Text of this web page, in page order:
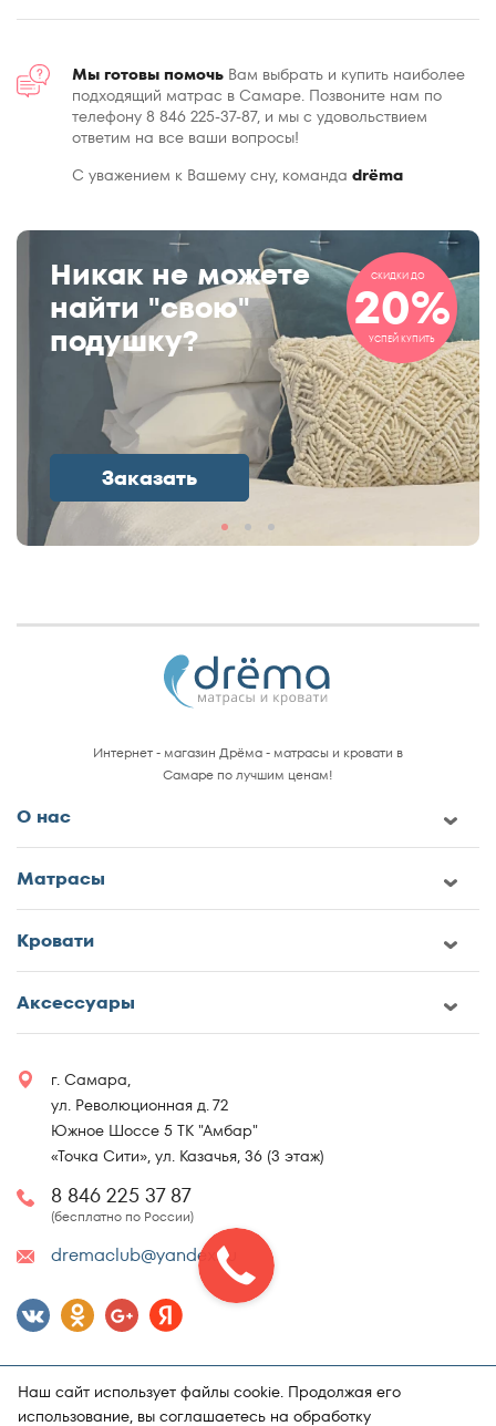
Мы готовы помочь Вам выбрать и купить наиболее
подходящий матрас в Самаре. Позвоните нам по
телефону 8 846 225-37-87, и мы с удовольствием
ответим на все ваши вопросы!
С уважением к Вашему сну, команда drёma
Никак не можете
найти "свою"
подушку?
Заказать
СКИДКИ ДО
20%
УСПЕЙ КУПИТЬ
Интернет - магазин Дрёма - матрасы и кровати в
Самаре по лучшим ценам!
О нас
Матрасы
Кровати
Аксессуары
г. Самара,
ул. Революционная д. 72
Южное Шоссе 5 ТК "Амбар"
«Точка Сити», ул. Казачья, 36 (3 этаж)
8 846 225 37 87
(бесплатно по России)
dremaclub@yandex.ru
Наш сайт использует файлы cookie. Продолжая его
использование, вы соглашаетесь на обработку